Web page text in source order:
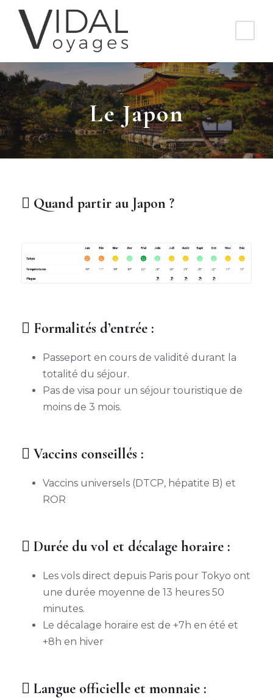
Le Japon
Quand partir au Japon ?
Formalités d’entrée :
Passeport en cours de validité durant la
totalité du séjour.
Pas de visa pour un séjour touristique de
moins de 3 mois.
Vaccins conseillés :
Vaccins universels (DTCP, hépatite B) et
ROR
Durée du vol et décalage horaire :
Les vols direct depuis Paris pour Tokyo ont
une durée moyenne de 13 heures 50
minutes.
Le décalage horaire est de +7h en été et
+8h en hiver
Langue officielle et monnaie :